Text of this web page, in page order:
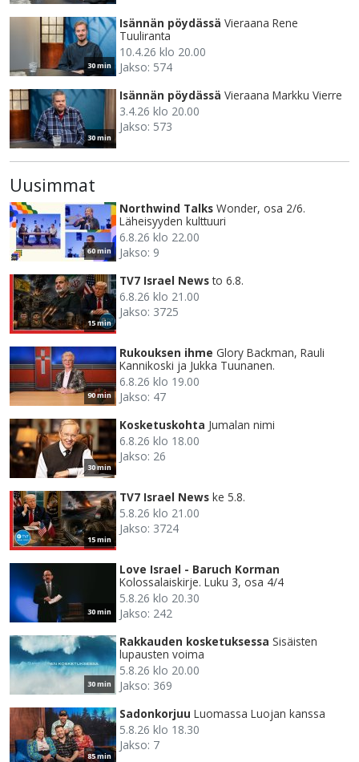
30 min
Isännän pöydässä Vieraana Rene
Tuuliranta
10.4.26 klo 20.00
Jakso: 574
30 min
Isännän pöydässä Vieraana Markku Vierre
3.4.26 klo 20.00
Jakso: 573
Uusimmat
60 min
Northwind Talks Wonder, osa 2/6.
Läheisyyden kulttuuri
6.8.26 klo 22.00
Jakso: 9
15 min
TV7 Israel News to 6.8.
6.8.26 klo 21.00
Jakso: 3725
90 min
Rukouksen ihme Glory Backman, Rauli
Kannikoski ja Jukka Tuunanen.
6.8.26 klo 19.00
Jakso: 47
30 min
Kosketuskohta Jumalan nimi
6.8.26 klo 18.00
Jakso: 26
15 min
TV7 Israel News ke 5.8.
5.8.26 klo 21.00
Jakso: 3724
30 min
Love Israel - Baruch Korman
Kolossalaiskirje. Luku 3, osa 4/4
5.8.26 klo 20.30
Jakso: 242
30 min
Rakkauden kosketuksessa Sisäisten
lupausten voima
5.8.26 klo 20.00
Jakso: 369
85 min
Sadonkorjuu Luomassa Luojan kanssa
5.8.26 klo 18.30
Jakso: 7